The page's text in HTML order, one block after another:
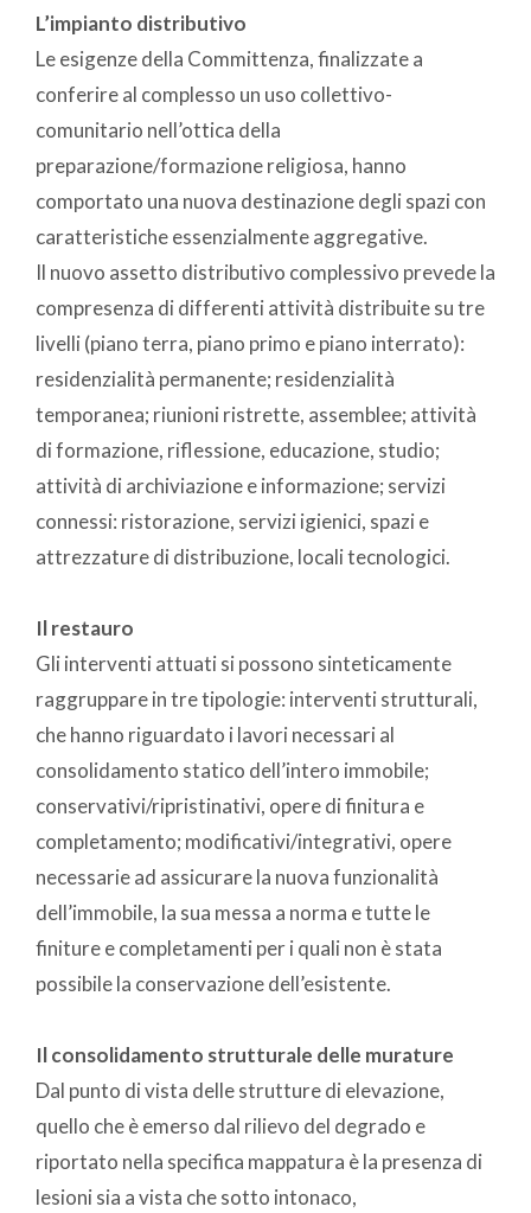
L’impianto distributivo
Le esigenze della Committenza, finalizzate a
conferire al complesso un uso collettivo-
comunitario nell’ottica della
preparazione/formazione religiosa, hanno
comportato una nuova destinazione degli spazi con
caratteristiche essenzialmente aggregative.
Il nuovo assetto distributivo complessivo prevede la
compresenza di differenti attività distribuite su tre
livelli (piano terra, piano primo e piano interrato):
residenzialità permanente; residenzialità
temporanea; riunioni ristrette, assemblee; attività
di formazione, riflessione, educazione, studio;
attività di archiviazione e informazione; servizi
connessi: ristorazione, servizi igienici, spazi e
attrezzature di distribuzione, locali tecnologici.
Il restauro
Gli interventi attuati si possono sinteticamente
raggruppare in tre tipologie: interventi strutturali,
che hanno riguardato i lavori necessari al
consolidamento statico dell’intero immobile;
conservativi/ripristinativi, opere di finitura e
completamento; modificativi/integrativi, opere
necessarie ad assicurare la nuova funzionalità
dell’immobile, la sua messa a norma e tutte le
finiture e completamenti per i quali non è stata
possibile la conservazione dell’esistente.
Il consolidamento strutturale delle murature
Dal punto di vista delle strutture di elevazione,
quello che è emerso dal rilievo del degrado e
riportato nella specifica mappatura è la presenza di
lesioni sia a vista che sotto intonaco,